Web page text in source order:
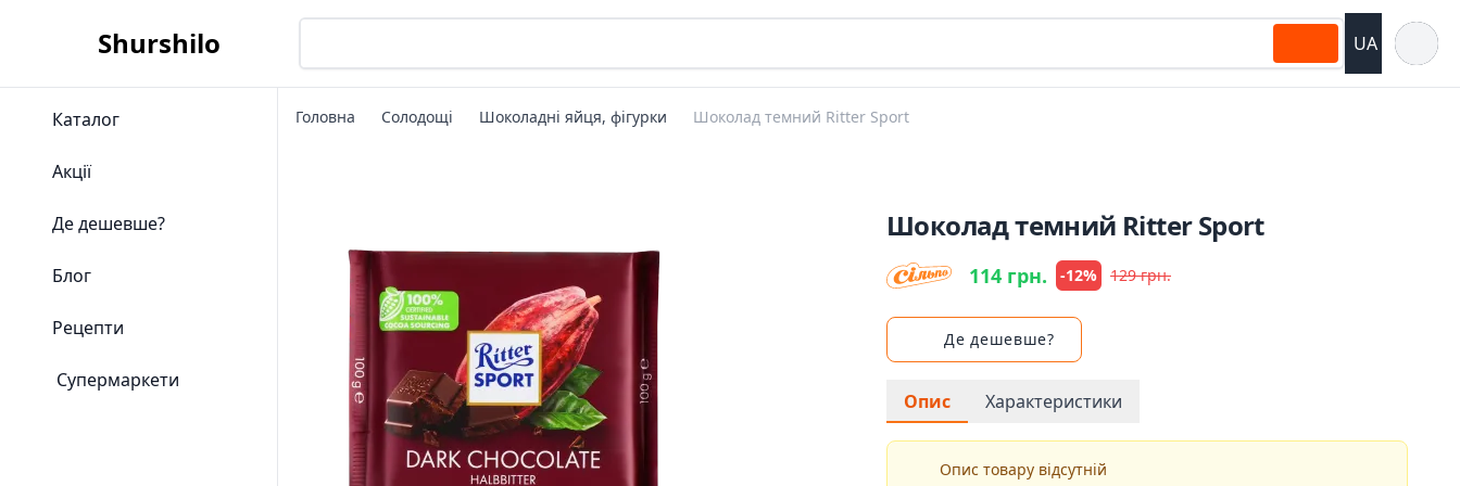
Shurshilo UA
Каталог
Акції
Де дешевше?
Блог
Рецепти
Супермаркети
Головна Солодощі Шоколадні яйця, фігурки Шоколад темний Ritter Sport
Шоколад темний Ritter Sport
114 грн. -12% 129 грн.
Де дешевше?
Опис Характеристики
Опис товару відсутній